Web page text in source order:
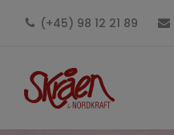
(+45) 98 12 21 89